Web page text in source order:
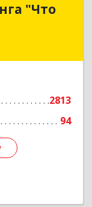
"Что
2813
94
"Что